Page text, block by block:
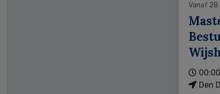
Vanaf
Den